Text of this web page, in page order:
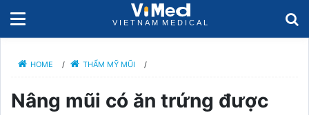
HOME / THẨM MỸ MŨI /
Nâng mũi có ăn trứng được